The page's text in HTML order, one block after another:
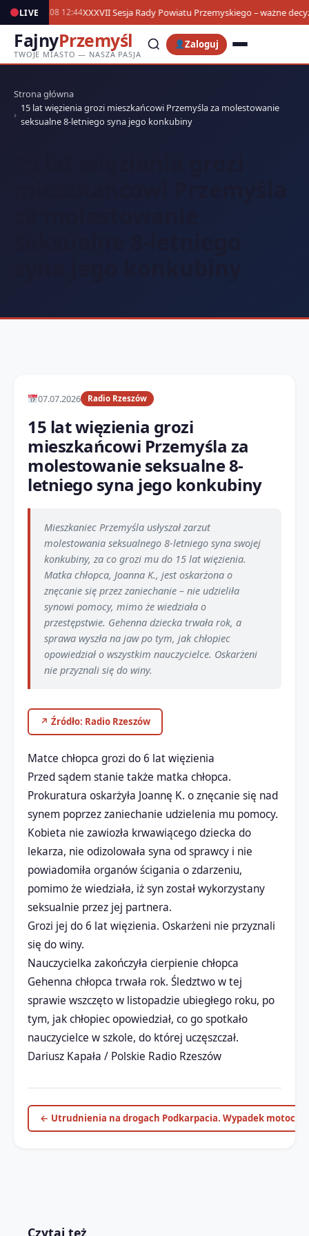
LIVE05.08 12:44XXXVII Sesja Rady Powiatu Przemyskiego – ważne
FajnyPrzemyśl
TWOJE MIASTO — NASZA PASJA
Zaloguj
Strona główna
15 lat więzienia grozi mieszkańcowi Przemyśla za molestowanie
seksualne 8-letniego syna jego konkubiny
07.07.2026 Radio Rzeszów
15 lat więzienia grozi
mieszkańcowi Przemyśla za
molestowanie seksualne 8-
letniego syna jego konkubiny
Mieszkaniec Przemyśla usłyszał zarzut
molestowania seksualnego 8-letniego syna swojej
konkubiny, za co grozi mu do 15 lat więzienia.
Matka chłopca, Joanna K., jest oskarżona o
znęcanie się przez zaniechanie – nie udzieliła
synowi pomocy, mimo że wiedziała o
przestępstwie. Gehenna dziecka trwała rok, a
sprawa wyszła na jaw po tym, jak chłopiec
opowiedział o wszystkim nauczycielce. Oskarżeni
nie przyznali się do winy.
↗ Źródło: Radio Rzeszów
Matce chłopca grozi do 6 lat więzienia
Przed sądem stanie także matka chłopca.
Prokuratura oskarżyła Joannę K. o znęcanie się nad
synem poprzez zaniechanie udzielenia mu pomocy.
Kobieta nie zawiozła krwawiącego dziecka do
lekarza, nie odizolowała syna od sprawcy i nie
powiadomiła organów ścigania o zdarzeniu,
pomimo że wiedziała, iż syn został wykorzystany
seksualnie przez jej partnera.
Grozi jej do 6 lat więzienia. Oskarżeni nie przyznali
się do winy.
Nauczycielka zakończyła cierpienie chłopca
Gehenna chłopca trwała rok. Śledztwo w tej
sprawie wszczęto w listopadzie ubiegłego roku, po
tym, jak chłopiec opowiedział, co go spotkało
nauczycielce w szkole, do której uczęszczał.
Dariusz Kapała / Polskie Radio Rzeszów
← Utrudnienia na drogach Podkarpacia. Wypadek
Czytaj też